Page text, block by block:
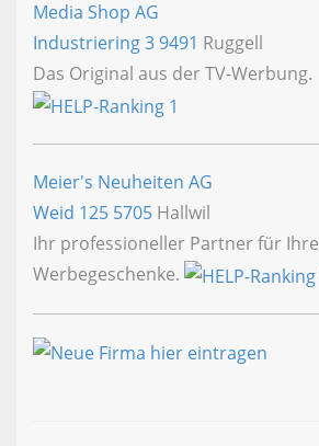
Media Shop AG
Industriering 3 9491 Ruggell
Das Original aus der TV-Werbung.
Meier's Neuheiten AG
Weid 125 5705 Hallwil
Ihr professioneller Partner für Ihre
Werbegeschenke.